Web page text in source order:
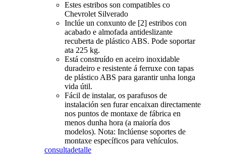
Estes estribos son compatibles co
Chevrolet Silverado
Inclúe un conxunto de [2] estribos con
acabado e almofada antideslizante
recuberta de plástico ABS. Pode soportar
ata 225 kg.
Está construído en aceiro inoxidable
duradeiro e resistente á ferruxe con tapas
de plástico ABS para garantir unha longa
vida útil.
Fácil de instalar, os parafusos de
instalación sen furar encaixan directamente
nos puntos de montaxe de fábrica en
menos dunha hora (a maioría dos
modelos). Nota: Inclúense soportes de
montaxe específicos para vehículos.
consultadetalle